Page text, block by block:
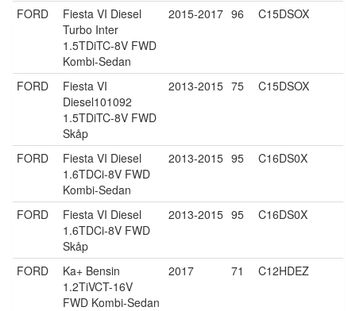
FORD
Fiesta VI Diesel
Turbo Inter
1.5TDiTC-8V FWD
Kombi-Sedan
2015-2017 96 C15DSOX
FORD
Fiesta VI
Diesel101092
1.5TDiTC-8V FWD
Skåp
2013-2015 75 C15DSOX
FORD
Fiesta VI Diesel
1.6TDCi-8V FWD
Kombi-Sedan
2013-2015 95 C16DS0X
FORD
Fiesta VI Diesel
1.6TDCi-8V FWD
Skåp
2013-2015 95 C16DS0X
FORD
Ka+ Bensin
1.2TiVCT-16V
FWD Kombi-Sedan
2017 71 C12HDEZ